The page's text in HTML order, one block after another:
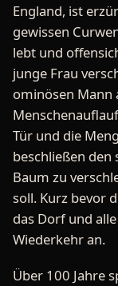
England, ist
gewissen
lebt und
junge Frau
ominösen Mann
Tür und die
beschließen
Baum zu
soll. Kurz bevor
das Dorf und
Wiederkehr an.
Über 100 Jahre